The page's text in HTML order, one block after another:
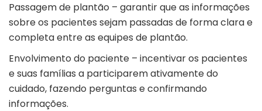
Passagem de plantão – garantir que as informações
sobre os pacientes sejam passadas de forma clara e
completa entre as equipes de plantão.
Envolvimento do paciente – incentivar os pacientes
e suas famílias a participarem ativamente do
cuidado, fazendo perguntas e confirmando
informações.